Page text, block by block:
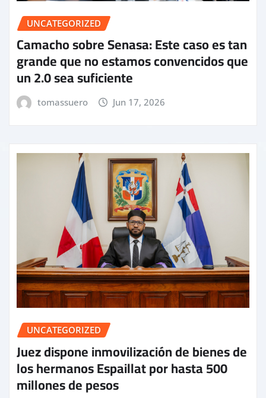
UNCATEGORIZED
Camacho sobre Senasa: Este caso es tan
grande que no estamos convencidos que
un 2.0 sea suficiente
tomassuero Jun 17, 2026
UNCATEGORIZED
Juez dispone inmovilización de bienes de
los hermanos Espaillat por hasta 500
millones de pesos